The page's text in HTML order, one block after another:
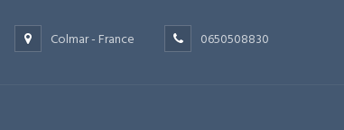
Colmar - France 0650508830